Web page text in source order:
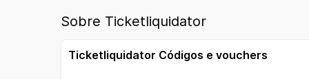
Sobre Ticketliquidator
Ticketliquidator Códigos e vouchers